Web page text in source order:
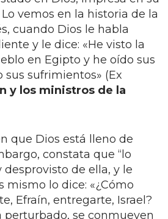
vemos en la historia de la
cuando Dios le habla
y le dice: «He visto la
en Egipto y he oído sus
sus sufrimientos» (Ex
y los ministros de la
que Dios está lleno de
constata que “lo
de ella, y le
mismo lo dice: «¿Cómo
Efraín, entregarte, Israel?
perturbado, se conmueven